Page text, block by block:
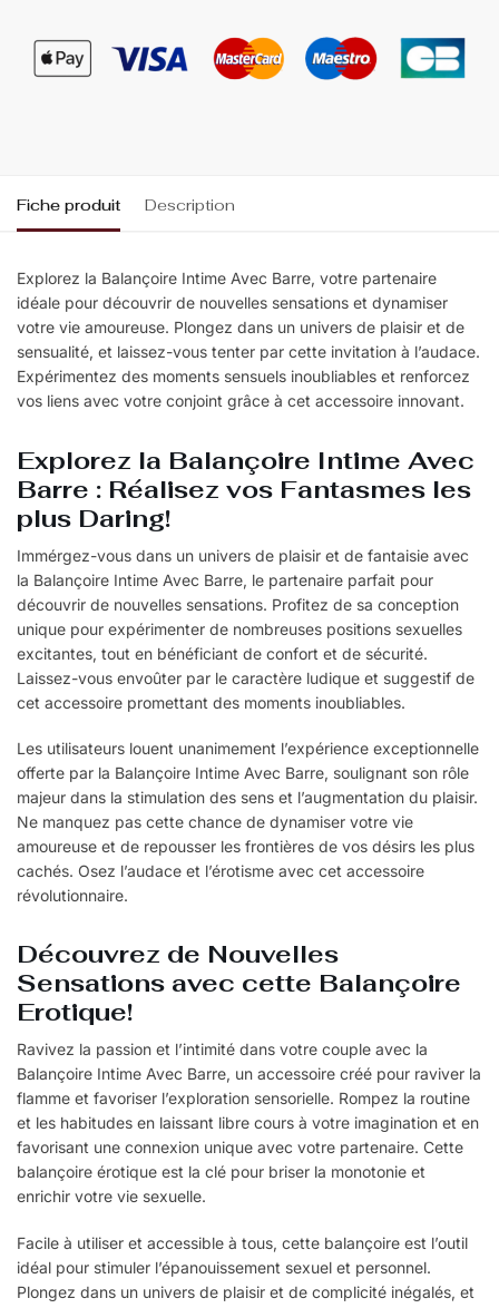
Fiche produit Description
Explorez la Balançoire Intime Avec Barre, votre partenaire
idéale pour découvrir de nouvelles sensations et dynamiser
votre vie amoureuse. Plongez dans un univers de plaisir et de
sensualité, et laissez-vous tenter par cette invitation à l’audace.
Expérimentez des moments sensuels inoubliables et renforcez
vos liens avec votre conjoint grâce à cet accessoire innovant.
Explorez la Balançoire Intime Avec
Barre : Réalisez vos Fantasmes les
plus Daring!
Immérgez-vous dans un univers de plaisir et de fantaisie avec
la Balançoire Intime Avec Barre, le partenaire parfait pour
découvrir de nouvelles sensations. Profitez de sa conception
unique pour expérimenter de nombreuses positions sexuelles
excitantes, tout en bénéficiant de confort et de sécurité.
Laissez-vous envoûter par le caractère ludique et suggestif de
cet accessoire promettant des moments inoubliables.
Les utilisateurs louent unanimement l’expérience exceptionnelle
offerte par la Balançoire Intime Avec Barre, soulignant son rôle
majeur dans la stimulation des sens et l’augmentation du plaisir.
Ne manquez pas cette chance de dynamiser votre vie
amoureuse et de repousser les frontières de vos désirs les plus
cachés. Osez l’audace et l’érotisme avec cet accessoire
révolutionnaire.
Découvrez de Nouvelles
Sensations avec cette Balançoire
Erotique!
Ravivez la passion et l’intimité dans votre couple avec la
Balançoire Intime Avec Barre, un accessoire créé pour raviver la
flamme et favoriser l’exploration sensorielle. Rompez la routine
et les habitudes en laissant libre cours à votre imagination et en
favorisant une connexion unique avec votre partenaire. Cette
balançoire érotique est la clé pour briser la monotonie et
enrichir votre vie sexuelle.
Facile à utiliser et accessible à tous, cette balançoire est l’outil
idéal pour stimuler l’épanouissement sexuel et personnel.
Plongez dans un univers de plaisir et de complicité inégalés, et